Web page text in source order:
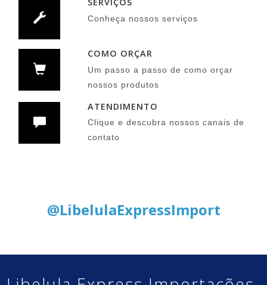
SERVIÇOS
Conheça nossos serviços
COMO ORÇAR
Um passo a passo de como orçar
nossos produtos
ATENDIMENTO
Clique e descubra nossos canais de
contato
@LibelulaExpressImport